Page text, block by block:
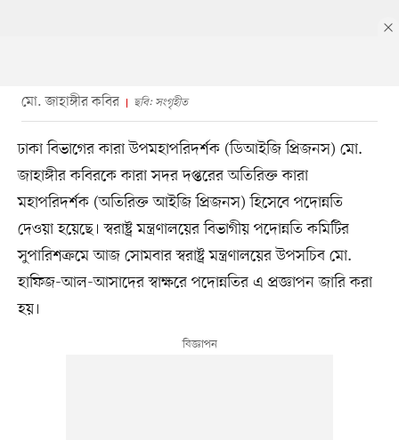
মো. জাহাঙ্গীর কবির ছবি: সংগৃহীত
ঢাকা বিভাগের কারা উপমহাপরিদর্শক (ডিআইজি প্রিজনস) মো.
জাহাঙ্গীর কবিরকে কারা সদর দপ্তরের অতিরিক্ত কারা
মহাপরিদর্শক (অতিরিক্ত আইজি প্রিজনস) হিসেবে পদোন্নতি
দেওয়া হয়েছে। স্বরাষ্ট্র মন্ত্রণালয়ের বিভাগীয় পদোন্নতি কমিটির
সুপারিশক্রমে আজ সোমবার স্বরাষ্ট্র মন্ত্রণালয়ের উপসচিব মো.
হাফিজ-আল-আসাদের স্বাক্ষরে পদোন্নতির এ প্রজ্ঞাপন জারি করা
হয়।